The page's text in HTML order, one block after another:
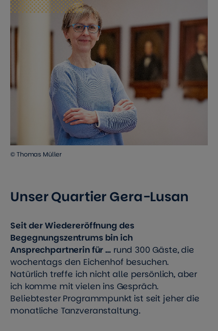
© Thomas Müller
Unser Quartier Gera-Lusan
Seit der Wiedereröffnung des
Begegnungszentrums bin ich
Ansprechpartnerin für …rund 300 Gäste, die
wochentags den Eichenhof besuchen.
Natürlich treffe ich nicht alle persönlich, aber
ich komme mit vielen ins Gespräch.
Beliebtester Programmpunkt ist seit jeher die
monatliche Tanzveranstaltung.